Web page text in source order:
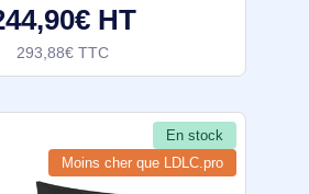
HT
293,88€ TTC
En stock
Moins cher que LDLC.pro